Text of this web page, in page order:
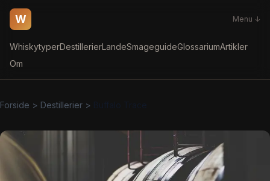
W Menu ↓
WhiskytyperDestillerierLandeSmageguideGlossariumArtikler
Om
Forside > Destillerier >